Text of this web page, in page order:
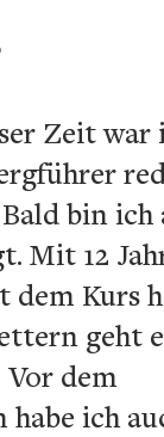
Zeit war
bin ich
Mit 12
Kurs
geht
dem
habe ich